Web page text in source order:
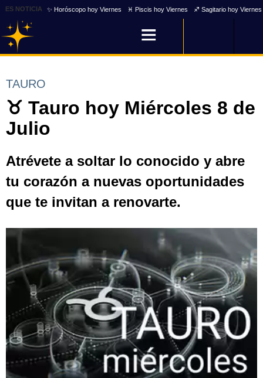
ES NOTICIA ✨ Horóscopo hoy Viernes ♓ Piscis hoy Viernes ♐ Sagitario hoy Viernes
TAURO
♉ Tauro hoy Miércoles 8 de
Julio
Atrévete a soltar lo conocido y abre
tu corazón a nuevas oportunidades
que te invitan a renovarte.